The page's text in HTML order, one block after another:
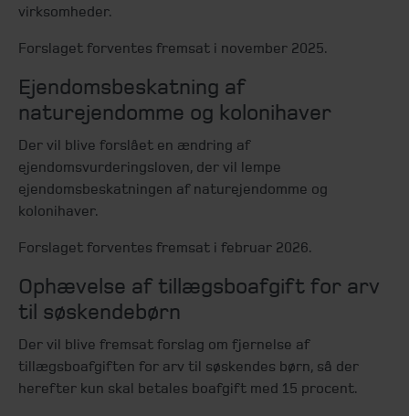
virksomheder.
Forslaget forventes fremsat i november 2025.
Ejendomsbeskatning af
naturejendomme og kolonihaver
Der vil blive forslået en ændring af
ejendomsvurderingsloven, der vil lempe
ejendomsbeskatningen af naturejendomme og
kolonihaver.
Forslaget forventes fremsat i februar 2026.
Ophævelse af tillægsboafgift for arv
til søskendebørn
Der vil blive fremsat forslag om fjernelse af
tillægsboafgiften for arv til søskendes børn, så der
herefter kun skal betales boafgift med 15 procent.